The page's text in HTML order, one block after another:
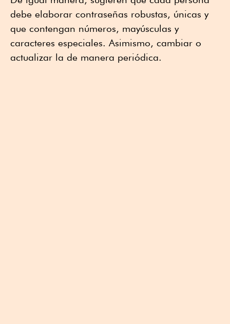
debe elaborar contraseñas robustas, únicas y
que contengan números, mayúsculas y
caracteres especiales. Asimismo, cambiar o
actualizar la de manera periódica.